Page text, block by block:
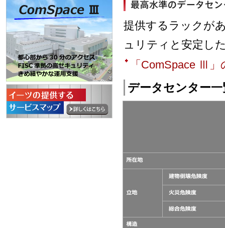
提供するラックが
ュリティと安定し
「ComSpace Ⅲ」
データセンター一